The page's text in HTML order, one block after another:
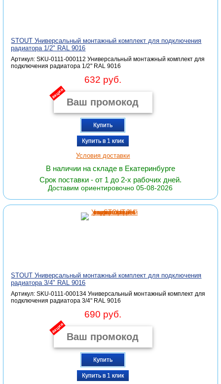
STOUT Универсальный монтажный комплект для подключения
радиатора 1/2" RAL 9016
Артикул: SKU-0111-000112 Универсальный монтажный комплект для
подключения радиатора 1/2" RAL 9016
632 руб.
акция
Купить
Купить в 1 клик
Условия доставки
В наличии на складе в Екатеринбурге
Срок поставки - от 1 до 2-х рабочих дней.
Доставим ориентировочно 05-08-2026
STOUT Универсальный монтажный комплект для подключения
радиатора 3/4" RAL 9016
Артикул: SKU-0111-000134 Универсальный монтажный комплект для
подключения радиатора 3/4" RAL 9016
690 руб.
акция
Купить
Купить в 1 клик